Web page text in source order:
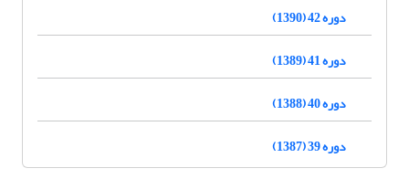
دوره 42 (1390)
دوره 41 (1389)
دوره 40 (1388)
دوره 39 (1387)